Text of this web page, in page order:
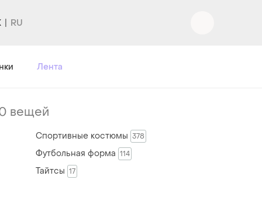
Лента
вещей
Спортивные костюмы 378
Футбольная форма 114
Тайтсы 17